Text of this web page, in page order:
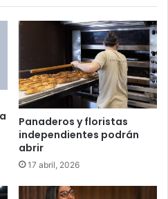
Panaderos y floristas
independientes podrán
abrir
17 abril, 2026